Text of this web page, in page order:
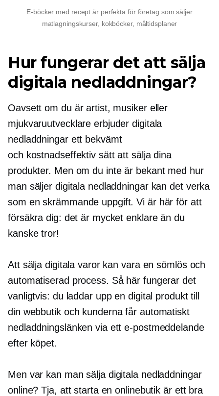
E-böcker med recept är perfekta för företag som säljer
matlagningskurser, kokböcker, måltidsplaner
Hur fungerar det att sälja
digitala nedladdningar?
Oavsett om du är artist, musiker eller
mjukvaruutvecklare erbjuder digitala
nedladdningar ett bekvämt
och kostnadseffektiv sätt att sälja dina
produkter. Men om du inte är bekant med hur
man säljer digitala nedladdningar kan det verka
som en skrämmande uppgift. Vi är här för att
försäkra dig: det är mycket enklare än du
kanske tror!
Att sälja digitala varor kan vara en sömlös och
automatiserad process. Så här fungerar det
vanligtvis: du laddar upp en digital produkt till
din webbutik och kunderna får automatiskt
nedladdningslänken via ett e-postmeddelande
efter köpet.
Men var kan man sälja digitala nedladdningar
online? Tja, att starta en onlinebutik är ett bra